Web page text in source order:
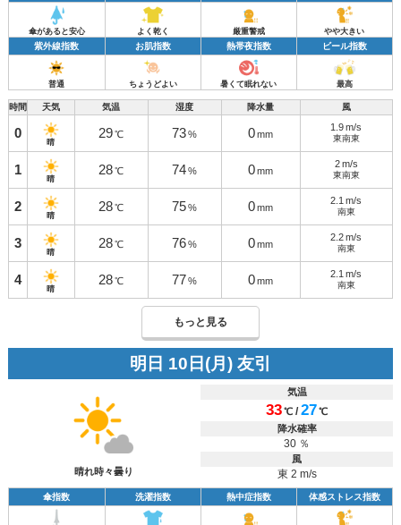
傘があると安心 よく乾く 厳重警戒 やや大きい
紫外線指数 お肌指数 熱帯夜指数 ビール指数
普通 ちょうどよい 暑くて眠れない 最高
時間 天気 気温 湿度 降水量 風
0
晴
29 ℃ 73 % 0 mm
1.9 m/s
東南東
1
晴
28 ℃ 74 % 0 mm
2m/s
東南東
2
晴
28 ℃ 75 % 0 mm
2.1 m/s
南東
3
晴
28 ℃ 76 % 0 mm
2.2 m/s
南東
4
晴
28 ℃ 77 % 0 mm
2.1 m/s
南東
もっと見る
明日 10日(月) 友引
晴れ時々曇り
気温
33℃ /27℃
降水確率
30 ％
風
東 2 m/s
傘指数 洗濯指数 熱中症指数 体感ストレス指数